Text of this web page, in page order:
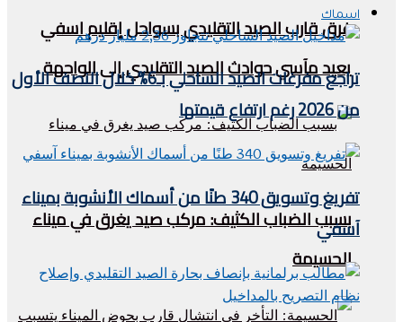
غرق قارب الصيد التقليدي بسواحل إقليم اسفي
يعيد مآسي حوادث الصيد التقليدي إلى الواجهة
بسبب الضباب الكثيف: مركب صيد يغرق في ميناء
الحسيمة
اسماك
تراجع مفرغات الصيد الساحلي بـ6% خلال النصف الأول
من 2026 رغم ارتفاع قيمتها
تفريغ وتسويق 340 طنًا من أسماك الأنشوبة بميناء
آسفي